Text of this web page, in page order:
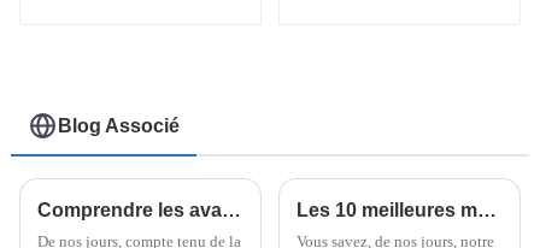
Blog Associé
Comprendre les avantages de la technologie des machines d'emballage sous film rétractable horizontal pour les acheteurs internationaux
De nos jours, compte tenu de la
Les 10 meilleures machines à nouilles instantanées pour préparer des repas sans effort à la maison
Vous savez, de nos jours, notre